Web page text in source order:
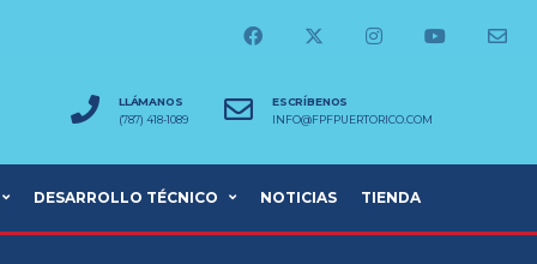
LLÁMANOS
(787) 418-1089
ESCRÍBENOS
INFO@FPFPUERTORICO.COM
DESARROLLO TÉCNICO NOTICIAS TIENDA